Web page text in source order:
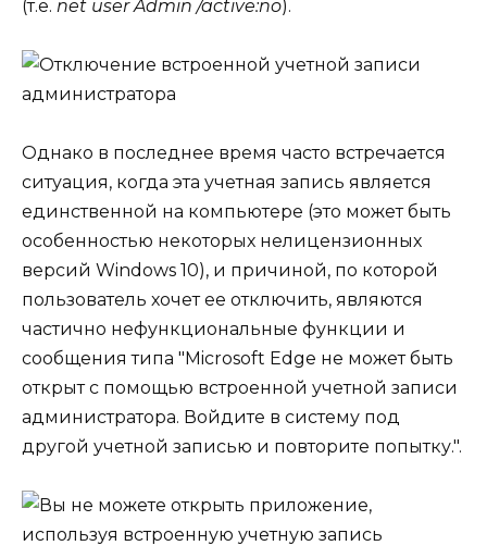
(т.е. net user Admin /active:no).
Однако в последнее время часто встречается
ситуация, когда эта учетная запись является
единственной на компьютере (это может быть
особенностью некоторых нелицензионных
версий Windows 10), и причиной, по которой
пользователь хочет ее отключить, являются
частично нефункциональные функции и
сообщения типа "Microsoft Edge не может быть
открыт с помощью встроенной учетной записи
администратора. Войдите в систему под
другой учетной записью и повторите попытку.".